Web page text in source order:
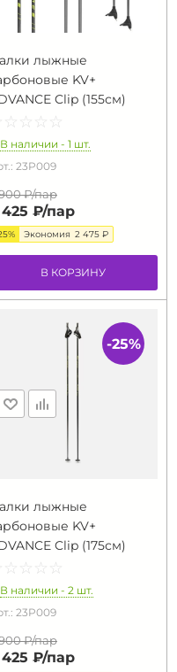
лыжные
KV+
Clip (155см)
☆ ☆ ☆ ☆
★ ★ ★ ★
В наличии - 1 шт.
23P009
₽/пар
₽/пар
Экономия 2 475 ₽
В КОРЗИНУ
лыжные
KV+
Clip (175см)
☆ ☆ ☆ ☆
★ ★ ★ ★
В наличии - 2 шт.
23P009
₽/пар
₽/пар
-25%